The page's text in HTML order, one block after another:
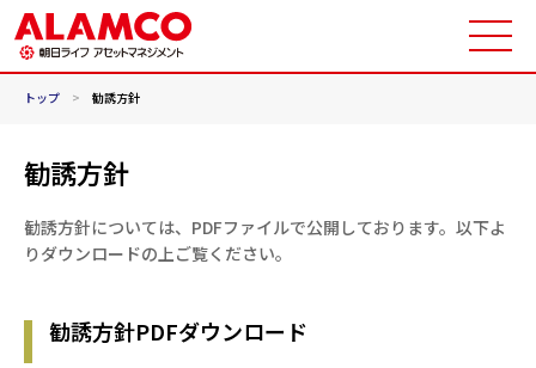
トップ > 勧誘方針
勧誘方針
勧誘方針については、PDFファイルで公開しております。以下よ
りダウンロードの上ご覧ください。
勧誘方針PDFダウンロード